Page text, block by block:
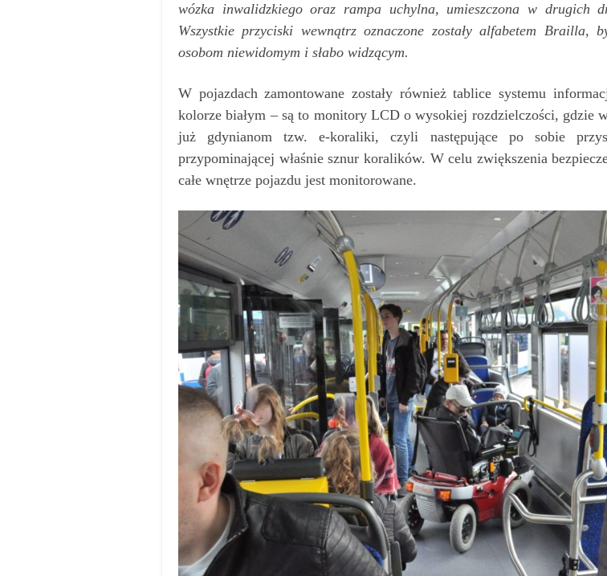
wózka inwalidzkiego oraz rampa uchylna, umieszczona w drugich
Wszystkie przyciski wewnątrz oznaczone zostały alfabetem Brailla,
osobom niewidomym i słabo widzącym.
W pojazdach zamontowane zostały również tablice systemu
kolorze białym – są to monitory LCD o wysokiej rozdzielczości, gdzie
już gdynianom tzw. e-koraliki, czyli następujące po sobie
przypominającej właśnie sznur koralików. W celu zwiększenia
całe wnętrze pojazdu jest monitorowane.